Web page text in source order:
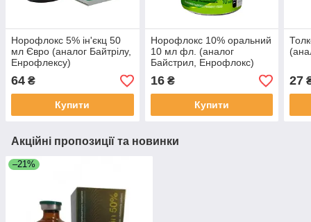
Норофлокс 5% ін'єкц 50
мл Євро (аналог Байтрілу,
Енрофлексу)
64 ₴
Купити
Норофлокс 10% оральний
10 мл фл. (аналог
Байстрил, Енрофлокс)
16₴
Купити
27
Акційні пропозиції та новинки
–21%